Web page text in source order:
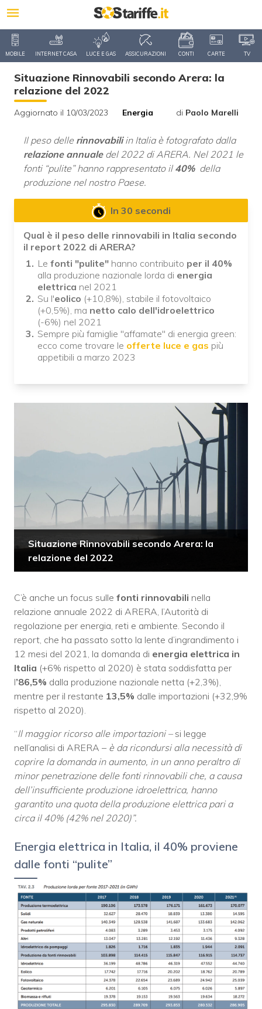
MOBILE INTERNET CASA LUCE E GAS ASSICURAZIONI CONTI CARTE TV
Situazione Rinnovabili secondo Arera: la
relazione del 2022
Aggiornato il 10/03/2023 Energia di Paolo Marelli
Il peso delle rinnovabiliin Italia è fotografato dalla
relazione annualedel 2022 di ARERA. Nel 2021 le
fonti “pulite” hanno rappresentato il 40%della
produzione nel nostro Paese.
In 30 secondi
Qual è il peso delle rinnovabili in Italia secondo
il report 2022 di ARERA?
Le fonti "pulite" hanno contribuito per il 40%
alla produzione nazionale lorda di energia
elettrica nel 2021
Su l'eolico (+10,8%), stabile il fotovoltaico
(+0,5%), ma netto calo dell'idroelettrico
(-6%) nel 2021
Sempre più famiglie "affamate" di energia green:
ecco come trovare le offerte luce e gas più
appetibili a marzo 2023
Situazione Rinnovabili secondo Arera: la
relazione del 2022
C’è anche un focus sulle fonti rinnovabili nella
relazione annuale 2022 di ARERA, l’Autorità di
regolazione per energia, reti e ambiente. Secondo il
report, che ha passato sotto la lente d’ingrandimento i
12 mesi del 2021, la domanda di energia elettrica in
Italia (+6% rispetto al 2020) è stata soddisfatta per
l’86,5% dalla produzione nazionale netta (+2,3%),
mentre per il restante 13,5% dalle importazioni (+32,9%
rispetto al 2020).
“Il maggior ricorso alle importazioni –si legge
nell’analisi di ARERA – è da ricondursi alla necessità di
coprire la domanda in aumento, in un anno peraltro di
minor penetrazione delle fonti rinnovabili che, a causa
dell’insufficiente produzione idroelettrica, hanno
garantito una quota della produzione elettrica pari a
circa il 40% (42% nel 2020)”.
Energia elettrica in Italia, il 40% proviene
dalle fonti “pulite”